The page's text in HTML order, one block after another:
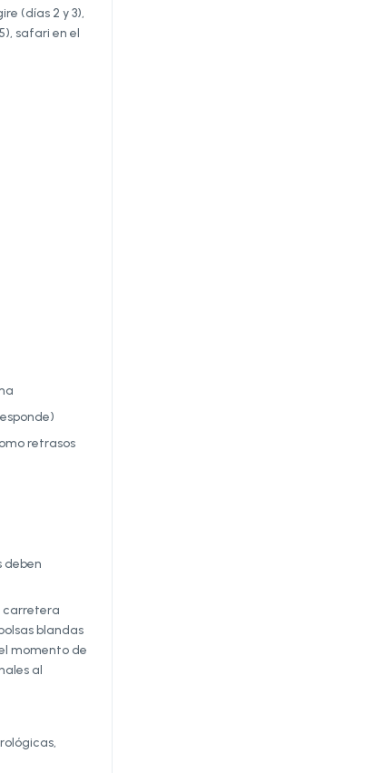
(días 2 y 3),
safari en el
retrasos
deben
carretera
blandas
momento de
al